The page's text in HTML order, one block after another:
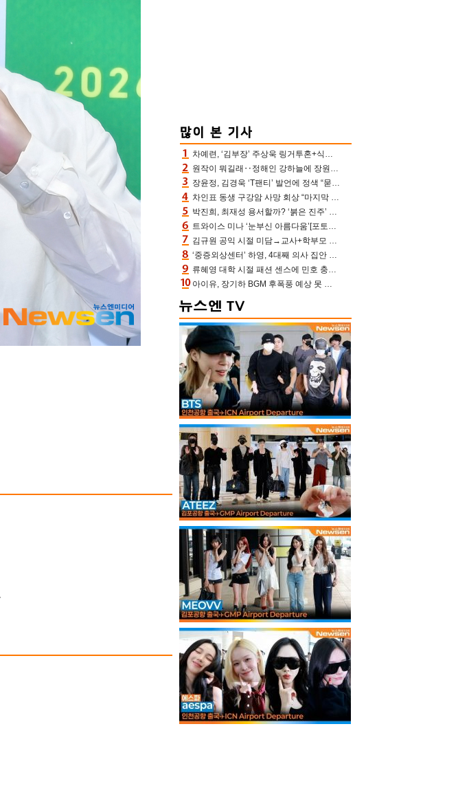
차예련, ‘김부장’ 주상욱 링거투혼+식스팩 비화 “옷 벗는데 아저씨는 안 된다고”(차장금)
원작이 뭐길래‥정해인 강하늘에 장원영까지 참여한 이 영화
장윤정, 김경욱 ‘T팬티’ 발언에 정색 “묻지 않았는데, 그것도 성희롱”(장공장)
차인표 동생 구강암 사망 회상 “마지막 순간 동생 손 잡아준 신애라, 두고두고 고마워” (신애라이프)
박진희, 최재성 용서할까? ‘붉은 진주’ 오늘(7일) 결말 나온다
트와이스 미나 ‘눈부신 아름다움’[포토엔HD]
김규원 공익 시절 미담→교사+학부모 추가 미담 속출 “휠체어 탄 아이와 산책도”[종합]
‘중증외상센터’ 하영, 4대째 의사 집안 인증 “증조부, 고종 황제 진료”(옥문아)[어제TV]
류혜영 대학 시절 패션 센스에 민호 충격 “레몬색 레깅스에 다리 없는 줄”(나혼산)
아이유, 장기하 BGM 후폭풍 예상 못 했나‥삭제 오보→윤가이까지 엮여 시끌